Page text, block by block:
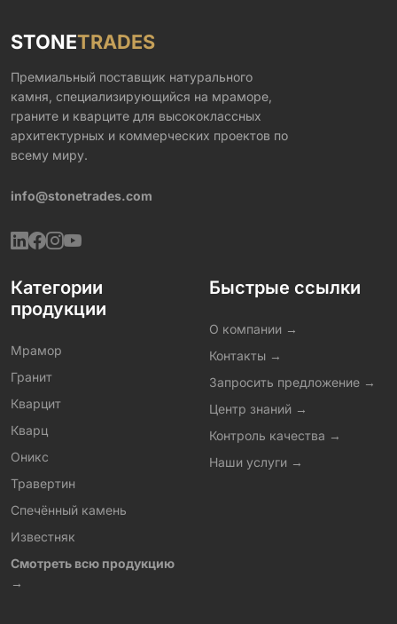
STONETRADES
Премиальный поставщик натурального
камня, специализирующийся на мраморе,
граните и кварците для высококлассных
архитектурных и коммерческих проектов по
всему миру.
info@stonetrades.com
Категории
продукции
Мрамор
Гранит
Кварцит
Кварц
Оникс
Травертин
Спечённый камень
Известняк
Смотреть всю продукцию
→
Быстрые ссылки
О компании →
Контакты →
Запросить предложение →
Центр знаний →
Контроль качества →
Наши услуги →